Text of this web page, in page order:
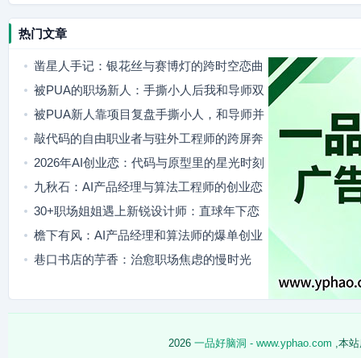
热门文章
凿星人手记：银花丝与赛博灯的跨时空恋曲
被PUA的职场新人：手撕小人后我和导师双
向奔赴
被PUA新人靠项目复盘手撕小人，和导师并
肩站稳脚跟
敲代码的自由职业者与驻外工程师的跨屏奔
赴
2026年AI创业恋：代码与原型里的星光时刻
九秋石：AI产品经理与算法工程师的创业恋
歌
30+职场姐姐遇上新锐设计师：直球年下恋
治愈年龄焦虑
檐下有风：AI产品经理和算法师的爆单创业
日常
巷口书店的芋香：治愈职场焦虑的慢时光
2026 一品好脑洞 - www.yphao.com ,本